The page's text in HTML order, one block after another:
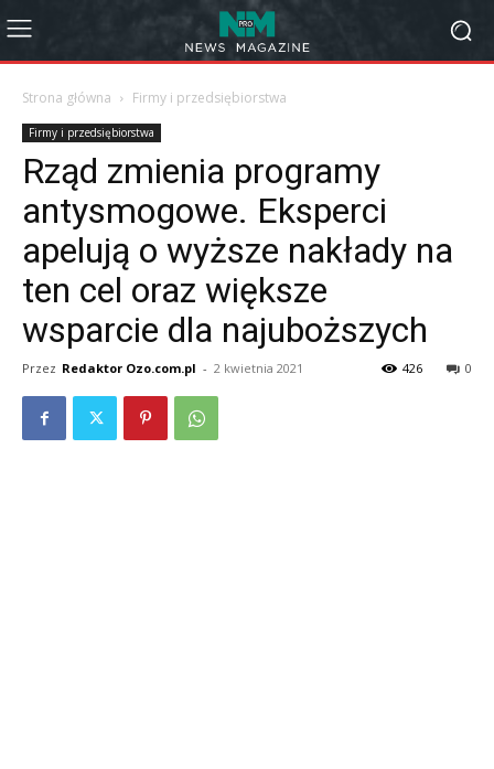
Strona główna Firmy i przedsiębiorstwa
Firmy i przedsiębiorstwa
Rząd zmienia programy
antysmogowe. Eksperci
apelują o wyższe nakłady na
ten cel oraz większe
wsparcie dla najuboższych
Przez Redaktor Ozo.com.pl - 2 kwietnia 2021 0
426